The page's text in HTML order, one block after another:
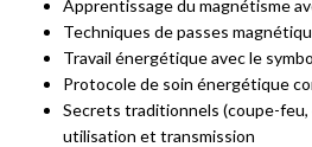
Apprentissage du magnétisme
Techniques de passes
Travail énergétique avec le
Protocole de soin énergétique
Secrets traditionnels (coupe-feu,
utilisation et transmission